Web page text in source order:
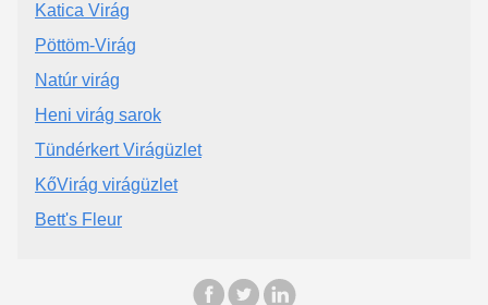
Katica Virág
Pöttöm-Virág
Natúr virág
Heni virág sarok
Tündérkert Virágüzlet
KőVirág virágüzlet
Bett's Fleur